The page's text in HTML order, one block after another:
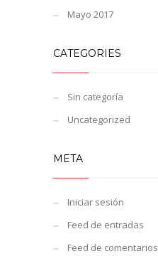
Mayo 2017
CATEGORIES
Sin categoría
Uncategorized
META
Iniciar sesión
Feed de entradas
Feed de comentarios